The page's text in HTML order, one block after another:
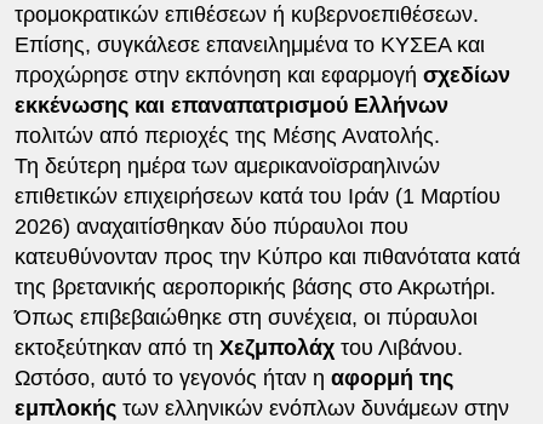
τρομοκρατικών επιθέσεων ή κυβερνοεπιθέσεων.
Επίσης, συγκάλεσε επανειλημμένα το ΚΥΣΕΑ και
προχώρησε στην εκπόνηση και εφαρμογή σχεδίων
εκκένωσης και επαναπατρισμού Ελλήνων
πολιτών από περιοχές της Μέσης Ανατολής.
Τη δεύτερη ημέρα των αμερικανοϊσραηλινών
επιθετικών επιχειρήσεων κατά του Ιράν (1 Μαρτίου
2026) αναχαιτίσθηκαν δύο πύραυλοι που
κατευθύνονταν προς την Κύπρο και πιθανότατα κατά
της βρετανικής αεροπορικής βάσης στο Ακρωτήρι.
Όπως επιβεβαιώθηκε στη συνέχεια, οι πύραυλοι
εκτοξεύτηκαν από τη Χεζμπολάχτου Λιβάνου.
Ωστόσο, αυτό το γεγονός ήταν η αφορμή της
εμπλοκής των ελληνικών ενόπλων δυνάμεων στην